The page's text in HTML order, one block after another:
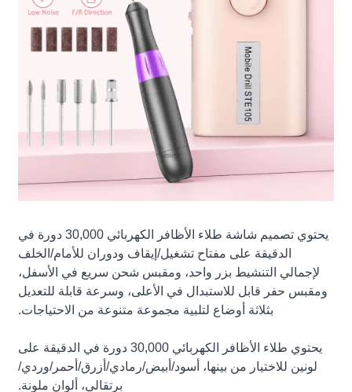
يحتوي تصميم شاشة طلاء الأظافر الكهربائي 30,000 دورة في
الدقيقة على مفتاح تشغيل/إيقاف ودوران للأمام/الخلف
لإجمالي التنشيط بزر واحد، ومقبس شحن سريع في الأسفل،
ومقبس حفر قابل للاستبدال في الأعلى، وسرعة قابلة للتعديل
بثلاثة أوضاع لتلبية مجموعة متنوعة من الاحتياجات.
يحتوي طلاء الأظافر الكهربائي 30,000 دورة في الدقيقة على
لونين للاختيار من بينها، أسود/أبيض/رمادي/أزرق/أحمر/وردي/
برتقالي، ألوان ملونة.